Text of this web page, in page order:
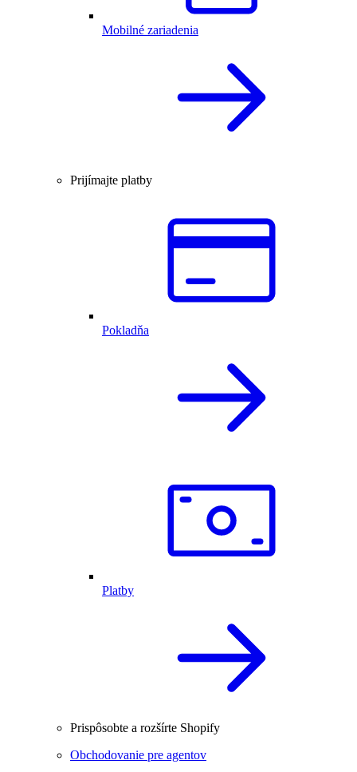
Mobilné zariadenia
Prijímajte platby
Pokladňa
Platby
Prispôsobte a rozšírte Shopify
Obchodovanie pre agentov